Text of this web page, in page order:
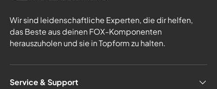
Wir sind leidenschaftliche Experten, die dir helfen,
das Beste aus deinen FOX-Komponenten
herauszuholen und sie in Topform zu halten.
Service & Support